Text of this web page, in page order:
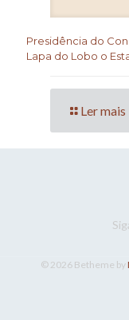
Presidência do
Lapa do Lobo o
Ler mais
© 2026 Betheme by